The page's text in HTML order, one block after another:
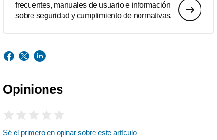
frecuentes, manuales de usuario e información
sobre seguridad y cumplimiento de normativas.
Opiniones
Sé el primero en opinar sobre este artículo